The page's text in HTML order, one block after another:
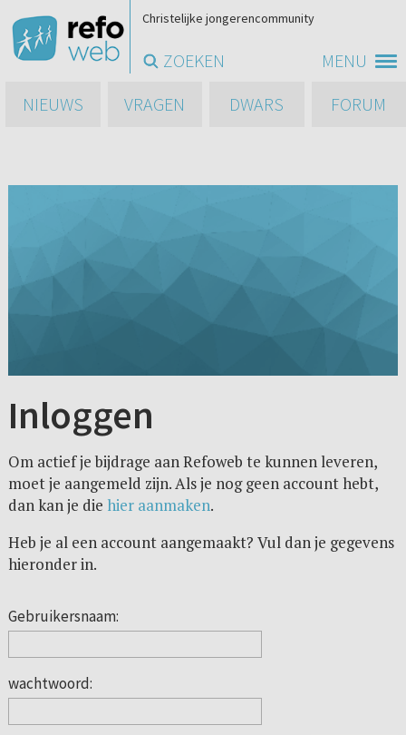
MENU
Christelijke jongerencommunity
ZOEKEN
NIEUWS
VRAGEN DWARS FORUM
Inloggen
Om actief je bijdrage aan Refoweb te kunnen leveren,
moet je aangemeld zijn. Als je nog geen account hebt,
dan kan je die hier aanmaken.
Heb je al een account aangemaakt? Vul dan je gegevens
hieronder in.
Gebruikersnaam:
wachtwoord: